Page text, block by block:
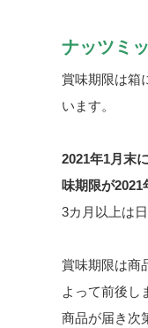
ナッツミ
賞味期限は箱
います。
2021年1月末
味期限が2021
3カ月以上は
賞味期限は商
よって前後し
商品が届き次